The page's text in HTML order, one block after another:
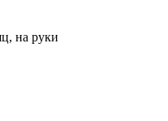
на руки